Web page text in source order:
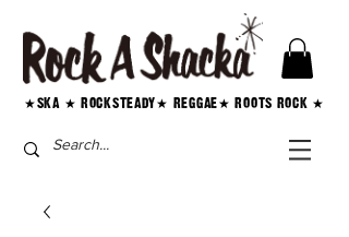
★SKA ★ ROCKSTEADY★ REGGAE★ ROOTS ROCK ★